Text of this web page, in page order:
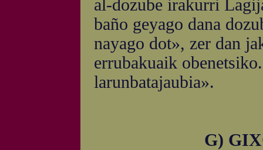
al-dozube irakurri
baño geyago dana
nayago dot», zer dan
errubakuaik
larunbatajaubia».
G)